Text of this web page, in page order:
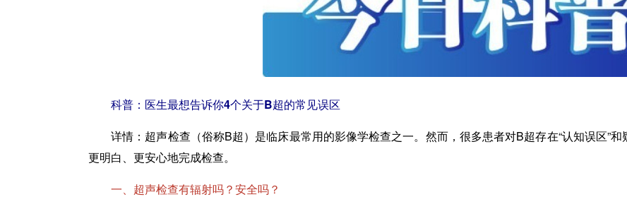
科普：医生最想告诉你4个关于B超的常见误区
详情： 超声检查（俗称B超）是临床最常用的影像学检查之一。然而，很多患者对B超存在“认知误区”
更明白、更安心地完成检查。
一、超声检查有辐射吗？安全吗？